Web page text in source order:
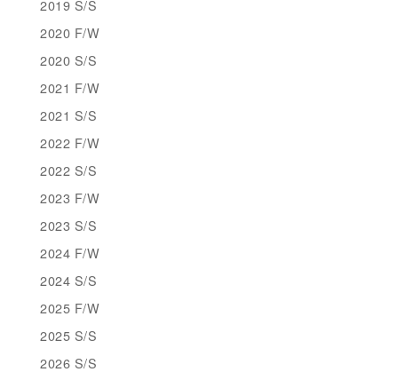
2019 S/S
2020 F/W
2020 S/S
2021 F/W
2021 S/S
2022 F/W
2022 S/S
2023 F/W
2023 S/S
2024 F/W
2024 S/S
2025 F/W
2025 S/S
2026 S/S